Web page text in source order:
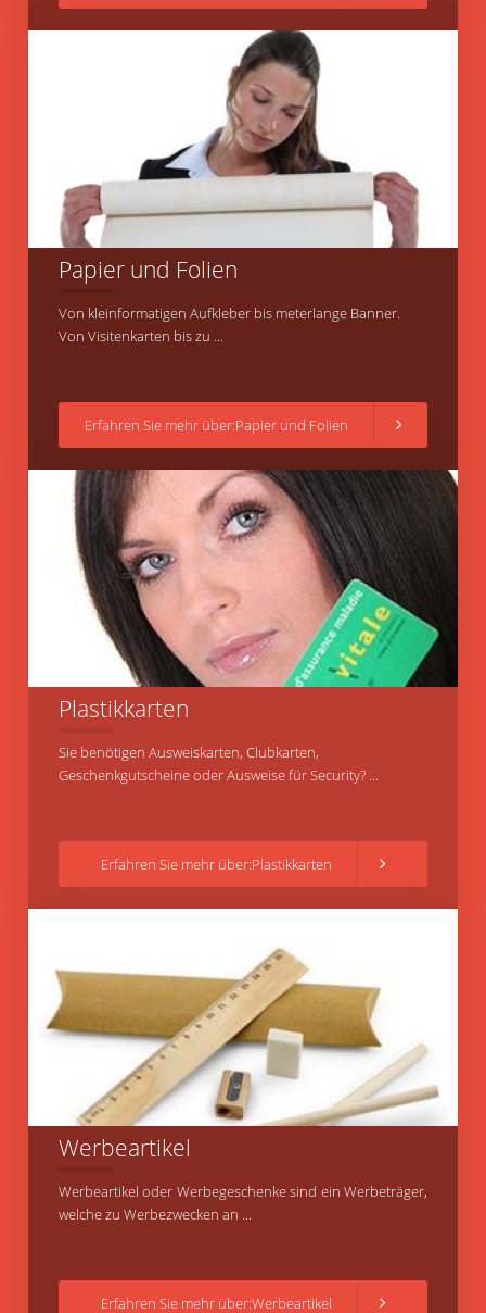
Papier und Folien
Von kleinformatigen Aufkleber bis meterlange Banner.
Von Visitenkarten bis zu ...
Erfahren Sie mehr über:Papier und Folien
Plastikkarten
Sie benötigen Ausweiskarten, Clubkarten,
Geschenkgutscheine oder Ausweise für Security? ...
Erfahren Sie mehr über:Plastikkarten
Werbeartikel
Werbeartikel oder Werbegeschenke sind ein Werbeträger,
welche zu Werbezwecken an ...
Erfahren Sie mehr über:Werbeartikel